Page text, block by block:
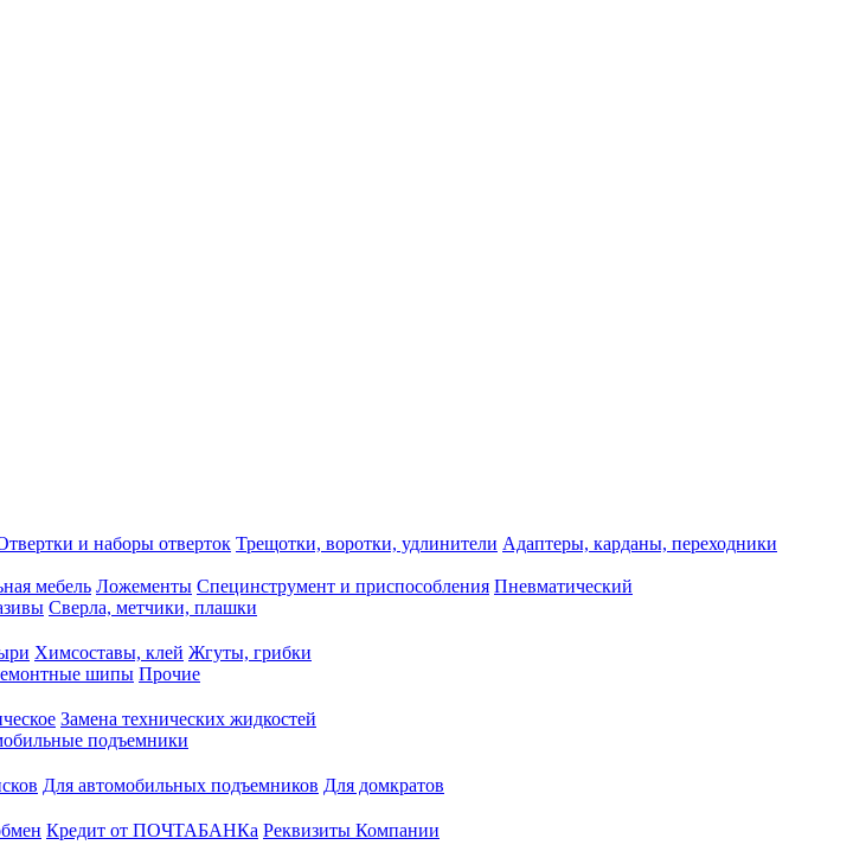
и наборы отверток Трещотки, воротки, удлинители Адаптеры, карданы, переходники
мебель Ложементы Специнструмент и приспособления Пневматический
Сверла, метчики, плашки
Химсоставы, клей Жгуты, грибки
шипы Прочие
Замена технических жидкостей
подъемники
Для автомобильных подъемников Для домкратов
Кредит от ПОЧТАБАНКа Реквизиты Компании